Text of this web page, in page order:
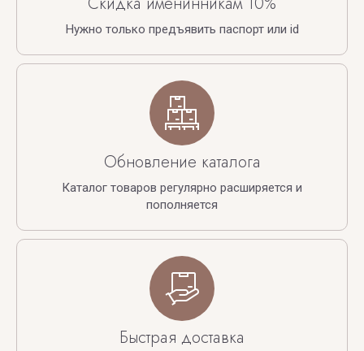
Нужно только предъявить паспорт или id
Обновление каталога
Каталог товаров регулярно расширяется и
пополняется
Быстрая доставка